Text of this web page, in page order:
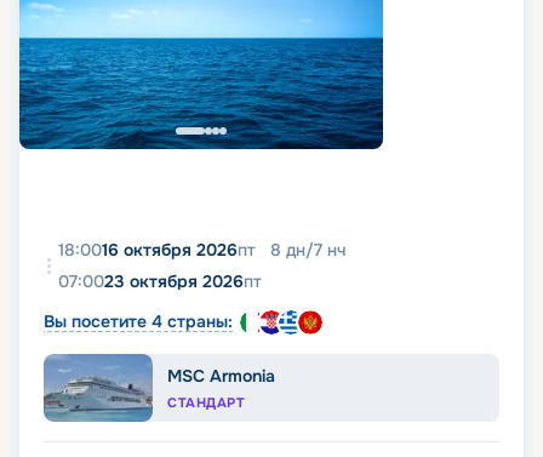
18:0016 октября 2026пт 8 дн/7 нч
07:0023 октября 2026пт
Вы посетите 4 страны:
MSC Armonia
СТАНДАРТ